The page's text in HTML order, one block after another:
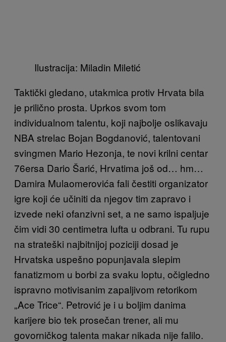
Ilustracija: Miladin Miletić
Taktički gledano, utakmica protiv Hrvata bila
je prilično prosta. Uprkos svom tom
individualnom talentu, koji najbolje oslikavaju
NBA strelac Bojan Bogdanović, talentovani
svingmen Mario Hezonja, te novi krilni centar
76ersa Dario Šarić, Hrvatima još od… hm…
Damira Mulaomerovića fali čestiti organizator
igre koji će učiniti da njegov tim zapravo i
izvede neki ofanzivni set, a ne samo ispaljuje
čim vidi 30 centimetra lufta u odbrani. Tu rupu
na strateški najbitnijoj poziciji dosad je
Hrvatska uspešno popunjavala slepim
fanatizmom u borbi za svaku loptu, očigledno
ispravno motivisanim zapaljivom retorikom
„Ace Trice“. Petrović je i u boljim danima
karijere bio tek prosečan trener, ali mu
govorničkog talenta makar nikada nije falilo.